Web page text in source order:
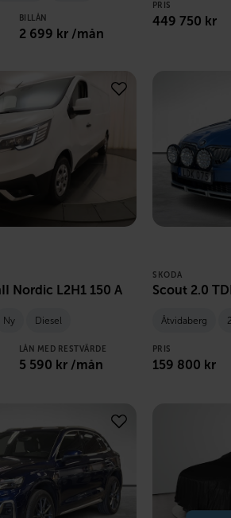
BILLÅN
2 699 kr /mån
PRIS
449 750 kr
Nordic L2H1 150 A
Ny Diesel
LÅN MED RESTVÄRDE
5 590 kr /mån
SKODA
Scout 2.0
Åtvidaberg
PRIS
159 800 kr